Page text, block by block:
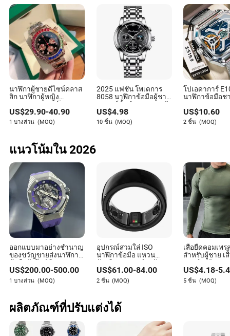
Kai Olson
ผู้เขียน
ไค โอลสัน เป็นนักเขียนที่มีประสบการณ์มากมายใน
อุตสาหกรรมสินค้าอุปโภคบริโภค โดยเฉพาะในภาค
ไฟฟ้าและอิเล็กทรอนิกส์ ด้วยความเข้าใจอย่างลึกซึ้งเกี่ยว
กับวิธีการชำระเงิน เงื่อนไข และเงื่อนไขเครดิตที่เฉพาะ
เจาะจงสำหรับอุตสาหกรรมเบาและผลิตภัณฑ์ที่ใช้ในชีวิต
ประจำวัน ไคจึงนำความรู้มากมายมาสู่งานเขียนของเขา
นาฬิกาผู้ชายดีไซน์คลาส
สิก นาฬิกาผู้หญิง
คุณภาพ AAA เรโลเจส
41mm36mm31mm
นาฬิกาอัตโนมัติ แฟชั่น
US$29.90-40.90
1 บางส่วน (MOQ)
2025 แฟชั่น โพเดการ
8058 นาฬิกาข้อมือผู้ชาย
แบรนด์ชั้นนำหรูหรา หนัง
สีน้ำเงิน นาฬิกากีฬา กัน
น้ำ นาฬิกาควอตซ์
US$4.98
10 ชิ้น (MOQ)
โปเอดาการ์
นาฬิกาข้อมือช
สี่เหลี่ยมกันน้ำ
US$10.60
2 ชิ้น (MOQ)
แนวโน้มใน 2026
ออกแบบมาอย่างชำนาญ
ของขวัญขายส่งนาฬิกา
ข้อมืออัตโนมัติคุณภาพ
สูง 1: 1 การเคลื่อนไหวส
วิสยางสีม่วง
US$200.00-500.00
1 บางส่วน (MOQ)
อุปกรณ์สวมใส่ ISO
นาฬิกาข้อมือ แหวน
อัจฉริยะ แหวนสำหรับ
ผู้ชาย แหวนอัจฉริยะ
สำหรับผู้ชาย โทรศัพท์
Android และ iOS พร้อม
US$61.00-84.00
2 ชิ้น (MOQ)
เสื้อยืดคอมเพร
สำหรับผู้ชาย เ
ยาวสำหรับออ
กีฬา วิ่ง ฟิตเนส
เร็วสำหรับผู้ชา
US$4.18-
5 ชิ้น (MOQ)
ผลิตภัณฑ์ที่ปรับแต่งได้